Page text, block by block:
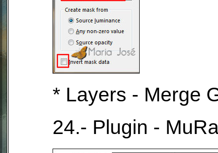
* Layers - Merge
24.- Plugin -